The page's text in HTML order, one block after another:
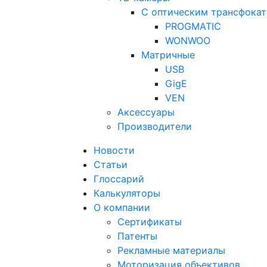
С оптическим
PROGMATIC
WONWOO
Матричные
USB
GigE
VEN
Аксессуары
Производители
Новости
Статьи
Глоссарий
Калькуляторы
О компании
Сертификаты
Патенты
Рекламные материалы
Моторизация объективов